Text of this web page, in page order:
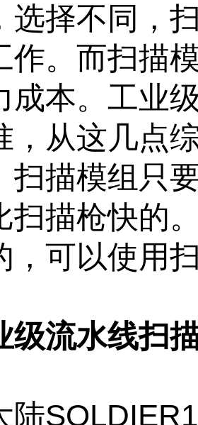
选择不同，
作。而扫描
成本。工业
，从这几点
扫描模组只
扫描枪快的
，可以使用
级流水线扫
陆